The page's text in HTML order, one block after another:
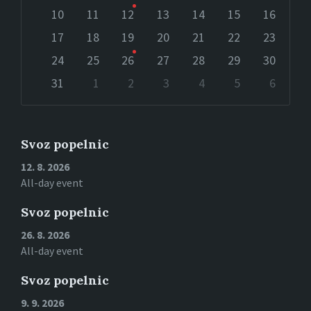
10
11 12 13 14 15
16
17
18 19 20 21 22
23
24
25 26 27 28 29
30
31
1 2 3 4 5
6
days
Svoz popelnic
12. 8. 2026
All-day event
Svoz popelnic
26. 8. 2026
All-day event
Svoz popelnic
9. 9. 2026